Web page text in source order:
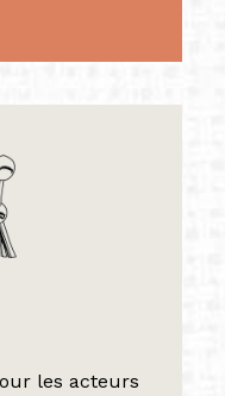
les acteurs